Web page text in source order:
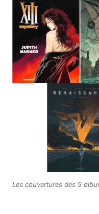
Les couvertures des 5